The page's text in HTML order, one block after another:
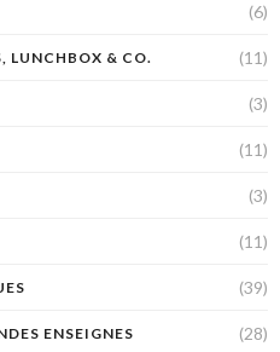
(6)
LUNCHBOX & CO. (11)
(3)
(11)
(3)
(11)
(39)
ENSEIGNES (28)